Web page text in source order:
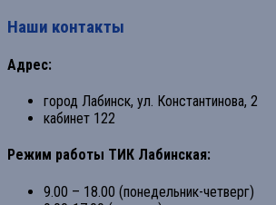
Наши контакты
Адрес:
город Лабинск, ул. Константинова, 2
кабинет 122
Режим работы ТИК Лабинская:
9.00 – 18.00 (понедельник-четверг)